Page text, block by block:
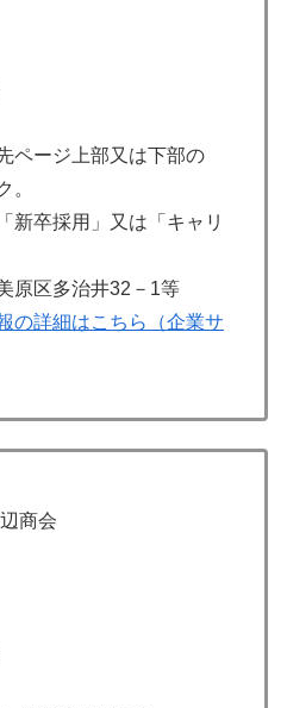
ページ上部又は下部の
。
新卒採用」又は「キャリ
原区多治井32－1等
の詳細はこちら（企業サ
商会